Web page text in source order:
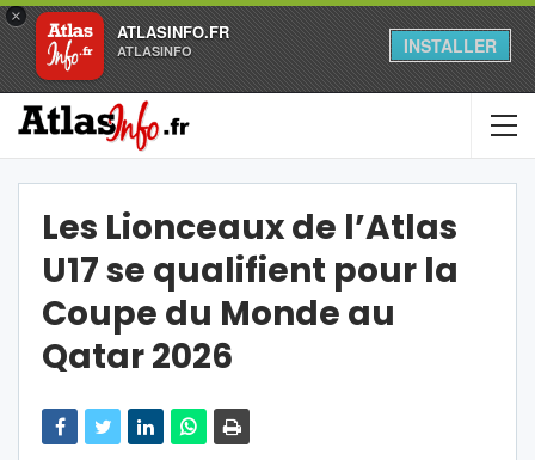
×
ATLASINFO.FR
ATLASINFO INSTALLER
Les Lionceaux de l’Atlas
U17 se qualifient pour la
Coupe du Monde au
Qatar 2026